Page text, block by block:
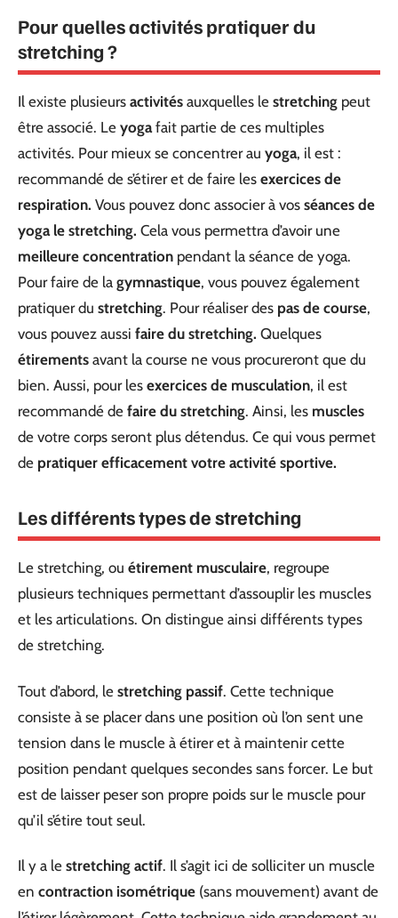
Pour quelles activités pratiquer du
stretching ?
Il existe plusieurs activités auxquelles le stretching peut
être associé. Le yogafait partie de ces multiples
activités. Pour mieux se concentrer au yoga, il est :
recommandé de s’étirer et de faire les exercices de
respiration. Vous pouvez donc associer à vos séances de
yoga le stretching. Cela vous permettra d’avoir une
meilleure concentration pendant la séance de yoga.
Pour faire de la gymnastique, vous pouvez également
pratiquer du stretching. Pour réaliser des pas de course,
vous pouvez aussi faire du stretching. Quelques
étirements avant la course ne vous procureront que du
bien. Aussi, pour les exercices de musculation, il est
recommandé de faire du stretching. Ainsi, les muscles
de votre corps seront plus détendus. Ce qui vous permet
de pratiquer efficacement votre activité sportive.
Les différents types de stretching
Le stretching, ou étirement musculaire, regroupe
plusieurs techniques permettant d’assouplir les muscles
et les articulations. On distingue ainsi différents types
de stretching.
Tout d’abord, le stretching passif. Cette technique
consiste à se placer dans une position où l’on sent une
tension dans le muscle à étirer et à maintenir cette
position pendant quelques secondes sans forcer. Le but
est de laisser peser son propre poids sur le muscle pour
qu’il s’étire tout seul.
Il y a le stretching actif. Il s’agit ici de solliciter un muscle
en contraction isométrique (sans mouvement) avant de